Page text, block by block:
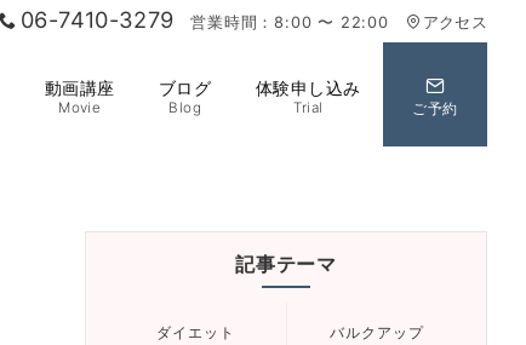
06-7410-3279 営業時間：8:00 〜 22:00 アクセス
動画講座
Movie
ブログ
Blog
体験申し込み
Trial ご予約
記事テーマ
ダイエット バルクアップ